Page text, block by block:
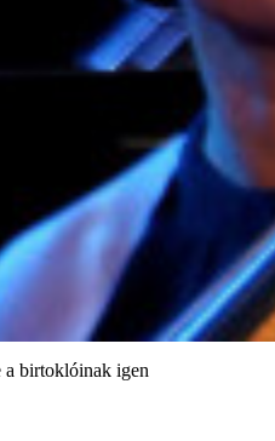
a birtoklóinak igen